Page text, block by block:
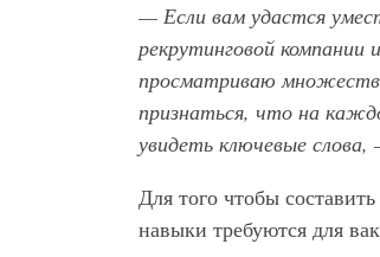
— Если вам удастся
рекрутинговой
просматриваю
признаться, что на
увидеть ключевые
Для того чтобы
навыки требуются для